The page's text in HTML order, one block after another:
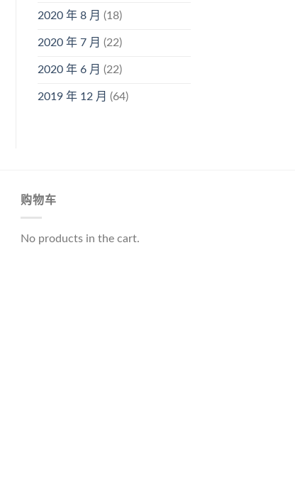
2020 年 8 月 (18)
2020 年 7 月 (22)
2020 年 6 月 (22)
2019 年 12 月 (64)
购物车
No products in the cart.